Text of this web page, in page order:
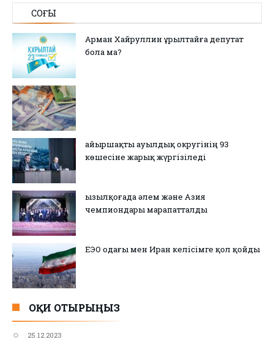
СОҢҒЫ
Арман Хайруллин Құрылтайға депутат
бола ма?
Қайыршақты ауылдық округінің 93
көшесіне жарық жүргізіледі
Қызылқоғада әлем және Азия
чемпиондары марапатталды
ЕЭО одағы мен Иран келісімге қол қойды
ОҚИ ОТЫРЫҢЫЗ
25.12.2023